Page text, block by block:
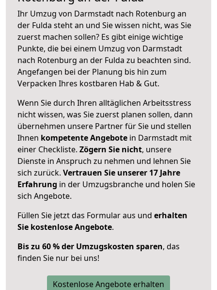
Ihr Umzug von Darmstadt nach Rotenburg an
der Fulda steht an und Sie wissen nicht, was Sie
zuerst machen sollen? Es gibt einige wichtige
Punkte, die bei einem Umzug von Darmstadt
nach Rotenburg an der Fulda zu beachten sind.
Angefangen bei der Planung bis hin zum
Verpacken Ihres kostbaren Hab & Gut.
Wenn Sie durch Ihren alltäglichen Arbeitsstress
nicht wissen, was Sie zuerst planen sollen, dann
übernehmen unsere Partner für Sie und stellen
Ihnen kompetente Angebote in Darmstadt mit
einer Checkliste. Zögern Sie nicht, unsere
Dienste in Anspruch zu nehmen und lehnen Sie
sich zurück. Vertrauen Sie unserer 17 Jahre
Erfahrung in der Umzugsbranche und holen Sie
sich Angebote.
Füllen Sie jetzt das Formular aus und erhalten
Sie kostenlose Angebote.
Bis zu 60 % der Umzugskosten sparen, das
finden Sie nur bei uns!
Kostenlose Angebote erhalten